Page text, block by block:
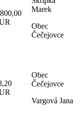
Marek
Obec
Čečejovce
Obec
Čečejovce
Vargová Jana